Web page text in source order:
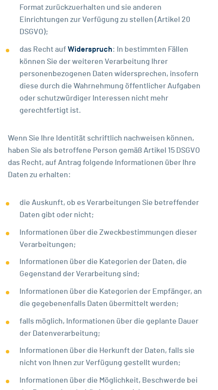
Format zurückzuerhalten und sie anderen
Einrichtungen zur Verfügung zu stellen (Artikel 20
DSGVO);
das Recht aufWiderspruch: In bestimmten Fällen
können Sie der weiteren Verarbeitung Ihrer
personenbezogenen Daten widersprechen, insofern
diese durch die Wahrnehmung öffentlicher Aufgaben
oder schutzwürdiger Interessen nicht mehr
gerechtfertigt ist.
Wenn Sie Ihre Identität schriftlich nachweisen können,
haben Sie als betroffene Person gemäß Artikel 15 DSGVO
das Recht, auf Antrag folgende Informationen über Ihre
Daten zu erhalten:
die Auskunft, ob es Verarbeitungen Sie betreffender
Daten gibt oder nicht;
Informationen über die Zweckbestimmungen dieser
Verarbeitungen;
Informationen über die Kategorien der Daten, die
Gegenstand der Verarbeitung sind;
Informationen über die Kategorien der Empfänger, an
die gegebenenfalls Daten übermittelt werden;
falls möglich, Informationen über die geplante Dauer
der Datenverarbeitung;
Informationen über die Herkunft der Daten, falls sie
nicht von Ihnen zur Verfügung gestellt wurden;
Informationen über die Möglichkeit, Beschwerde bei